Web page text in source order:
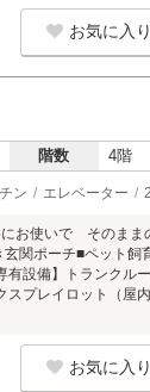
お気に入
階数 4階
ン エレベーター
お使いで そのまま
関ポーチ■ペット飼
設備】トランクル
プレイロット（屋
お気に入